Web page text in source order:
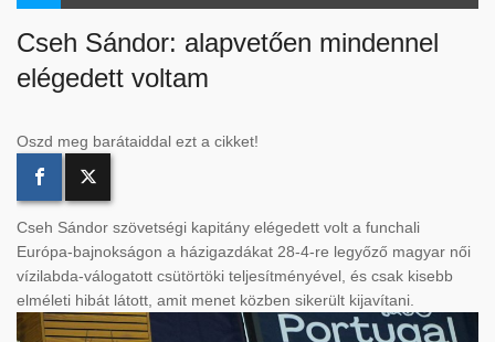
Cseh Sándor: alapvetően mindennel
elégedett voltam
Oszd meg barátaiddal ezt a cikket!
Cseh Sándor szövetségi kapitány elégedett volt a funchali
Európa-bajnokságon a házigazdákat 28-4-re legyőző magyar női
vízilabda-válogatott csütörtöki teljesítményével, és csak kisebb
elméleti hibát látott, amit menet közben sikerült kijavítani.